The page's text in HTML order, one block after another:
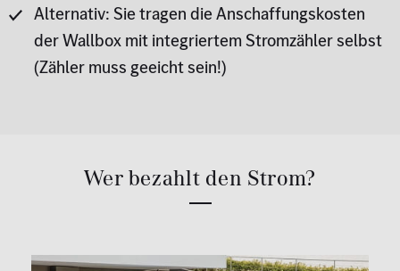
Alternativ: Sie tragen die Anschaffungskosten
der Wallbox mit integriertem Stromzähler selbst
(Zähler muss geeicht sein!)
Wer bezahlt den Strom?